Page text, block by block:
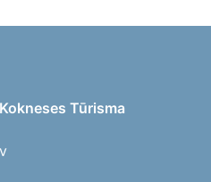
Tūrisma